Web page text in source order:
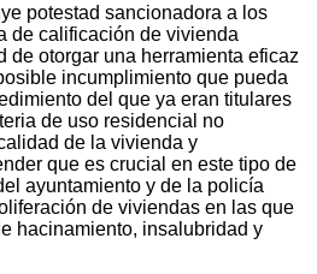
potestad sancionadora a los
de calificación de vivienda
de otorgar una herramienta eficaz
incumplimiento que pueda
del que ya eran titulares
de uso residencial no
de la vivienda y
que es crucial en este tipo de
ayuntamiento y de la policía
de viviendas en las que
hacinamiento, insalubridad y